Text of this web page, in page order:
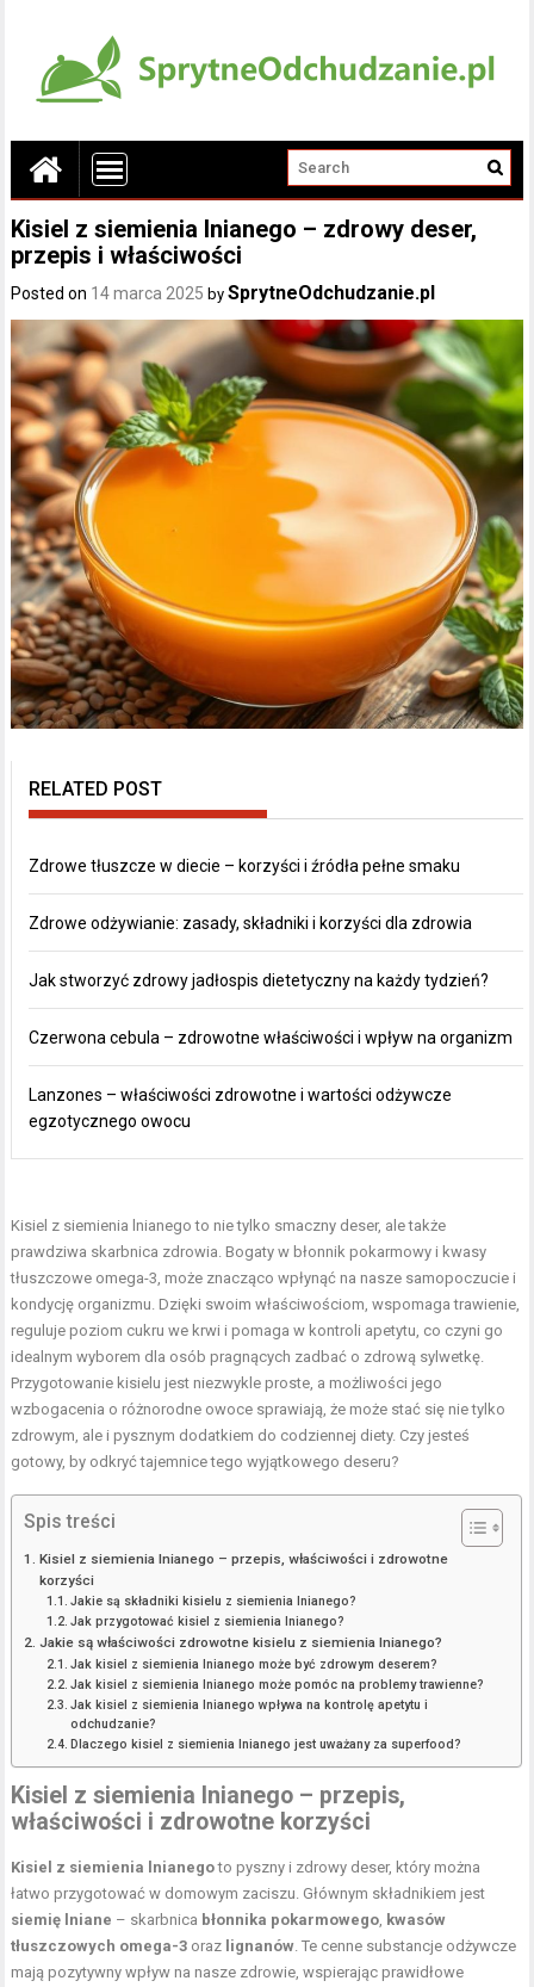
Kisiel z siemienia lnianego – zdrowy deser,
przepis i właściwości
Posted on 14 marca 2025 bySprytneOdchudzanie.pl
RELATED POST
Zdrowe tłuszcze w diecie – korzyści i źródła pełne smaku
Zdrowe odżywianie: zasady, składniki i korzyści dla zdrowia
Jak stworzyć zdrowy jadłospis dietetyczny na każdy tydzień?
Czerwona cebula – zdrowotne właściwości i wpływ na organizm
Lanzones – właściwości zdrowotne i wartości odżywcze
egzotycznego owocu
Kisiel z siemienia lnianego to nie tylko smaczny deser, ale także
prawdziwa skarbnica zdrowia. Bogaty w błonnik pokarmowy i kwasy
tłuszczowe omega-3, może znacząco wpłynąć na nasze samopoczucie i
kondycję organizmu. Dzięki swoim właściwościom, wspomaga trawienie,
reguluje poziom cukru we krwi i pomaga w kontroli apetytu, co czyni go
idealnym wyborem dla osób pragnących zadbać o zdrową sylwetkę.
Przygotowanie kisielu jest niezwykle proste, a możliwości jego
wzbogacenia o różnorodne owoce sprawiają, że może stać się nie tylko
zdrowym, ale i pysznym dodatkiem do codziennej diety. Czy jesteś
gotowy, by odkryć tajemnice tego wyjątkowego deseru?
Spis treści
Kisiel z siemienia lnianego – przepis, właściwości i zdrowotne
korzyści
Jakie są składniki kisielu z siemienia lnianego?
Jak przygotować kisiel z siemienia lnianego?
Jakie są właściwości zdrowotne kisielu z siemienia lnianego?
Jak kisiel z siemienia lnianego może być zdrowym deserem?
Jak kisiel z siemienia lnianego może pomóc na problemy trawienne?
Jak kisiel z siemienia lnianego wpływa na kontrolę apetytu i
odchudzanie?
Dlaczego kisiel z siemienia lnianego jest uważany za superfood?
Kisiel z siemienia lnianego – przepis,
właściwości i zdrowotne korzyści
Kisiel z siemienia lnianegoto pyszny i zdrowy deser, który można
łatwo przygotować w domowym zaciszu. Głównym składnikiem jest
siemię lniane – skarbnica błonnika pokarmowego kwasów
tłuszczowych omega-3 oraz lignanów . Te cenne substancje odżywcze
mają pozytywny wpływ na nasze zdrowie, wspierając prawidłowe